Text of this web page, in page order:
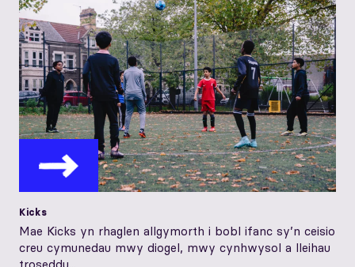
Kicks
Mae Kicks yn rhaglen allgymorth i bobl ifanc sy’n ceisio
creu cymunedau mwy diogel, mwy cynhwysol a lleihau
troseddu...